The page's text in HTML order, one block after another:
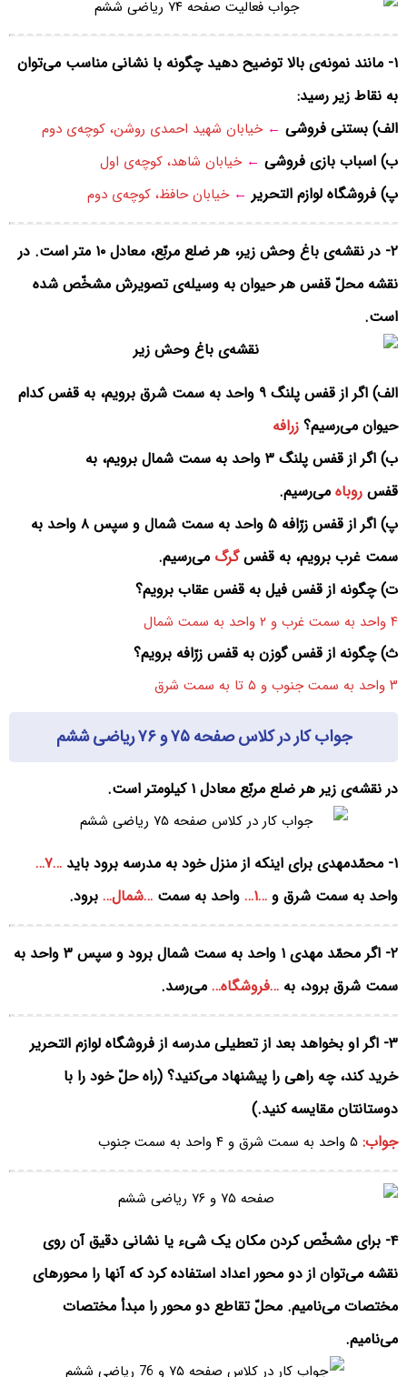
۱- مانند نمونه‌ی بالا توضیح دهید چگونه با نشانی مناسب می‌توان
به نقاط زیر رسید:
الف) بستنی فروشی ← خیابان شهید احمدی روشن، کوچه‌ی دوم
ب) اسباب بازی فروشی ← خیابان شاهد، کوچه‌ی اول
پ) فروشگاه لوازم التحریر ← خیابان حافظ، کوچه‌ی دوم
۲- در نقشه‌ی باغ وحش زیر، هر ضلع مربّع، معادل ۱۰ متر است. در
نقشه محلّ قفس هر حیوان به وسیله‌ی تصویرش مشخّص شده
است.
الف) اگر از قفس پلنگ ۹ واحد به سمت شرق برویم، به قفس کدام
حیوان می‌رسیم؟ زرافه
ب) اگر از قفس پلنگ ۳ واحد به سمت شمال برویم، به
قفس روباه می‌رسیم.
پ) اگر از قفس زرّافه ۵ واحد به سمت شمال و سپس ۸ واحد به
سمت غرب برویم، به قفسگرگ می‌رسیم.
ت) چگونه از قفس فیل به قفس عقاب برویم؟
۴ واحد به سمت غرب و ۲ واحد به سمت شمال
ث) چگونه از قفس گوزن به قفس زرّافه برویم؟
۳ واحد به سمت جنوب و ۵ تا به سمت شرق
جواب کار در کلاس صفحه ۷۵ و ۷۶ ریاضی ششم
در نقشه‌ی زیر هر ضلع مربّع معادل ۱ کیلومتر است.
۱- محمّدمهدی برای اینکه از منزل خود به مدرسه برود باید
…۷…
واحد به سمت شرق و …۱… واحد به سمت …شمال… برود.
۲- اگر محمّد مهدی ۱ واحد به سمت شمال برود و سپس ۳ واحد به
سمت شرق برود، به …فروشگاه… می‌رسد.
۳- اگر او بخواهد بعد از تعطیلی مدرسه از فروشگاه لوازم التحریر
خرید کند، چه راهی را پیشنهاد می‌کنید؟ (راه حلّ خود را با
دوستانتان مقایسه کنید.)
جواب: ۵ واحد به سمت شرق و ۴ واحد به سمت جنوب
۴- برای مشخّص کردن مکان یک شیء یا نشانی دقیق آن روی
نقشه می‌توان از دو محور اعداد استفاده کرد که آنها را محورهای
مختصات می‌نامیم. محلّ تقاطع دو محور را مبدأ مختصات
می‌نامیم.